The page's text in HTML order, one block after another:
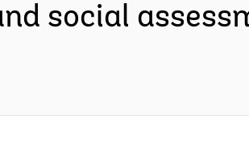
social